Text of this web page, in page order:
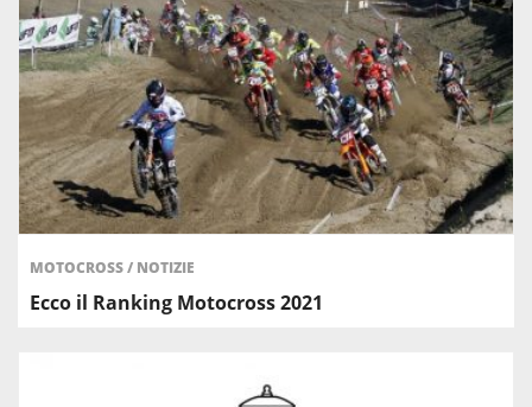
MOTOCROSS/ NOTIZIE
Ecco il Ranking Motocross 2021